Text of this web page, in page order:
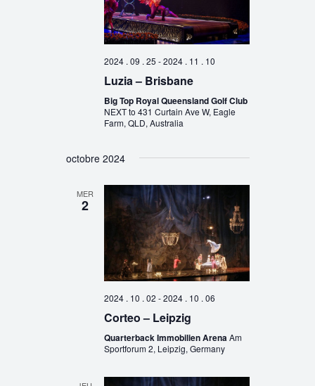
2024 . 09 . 25 -2024 . 11 . 10
Luzia – Brisbane
Big Top Royal Queensland Golf Club
NEXT to 431 Curtain Ave W, Eagle
Farm, QLD, Australia
octobre 2024
MER
2
2024 . 10 . 02 -2024 . 10 . 06
Corteo – Leipzig
Quarterback Immobilien ArenaAm
Sportforum 2, Leipzig, Germany